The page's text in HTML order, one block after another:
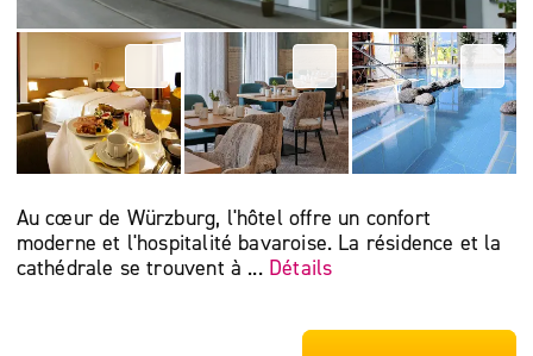
Au cœur de Würzburg, l'hôtel offre un confort
moderne et l'hospitalité bavaroise. La résidence et la
cathédrale se trouvent à ... Détails